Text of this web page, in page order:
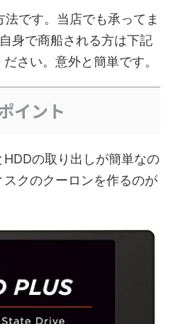
です。当店でも承ってま
身で商船される方は下記
さい。意外と簡単です。
イント
の取り出しが簡単なの
クのクーロンを作るのが